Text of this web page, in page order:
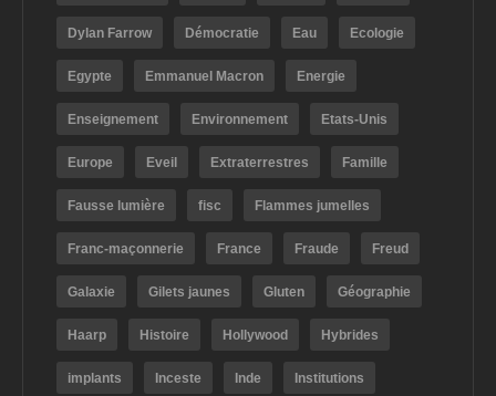
Dylan Farrow Démocratie Eau Ecologie
Egypte Emmanuel Macron Energie
Enseignement Environnement Etats-Unis
Europe Eveil Extraterrestres Famille
Fausse lumière fisc Flammes jumelles
Franc-maçonnerie France Fraude Freud
Galaxie Gilets jaunes Gluten Géographie
Haarp Histoire Hollywood Hybrides
implants Inceste Inde Institutions